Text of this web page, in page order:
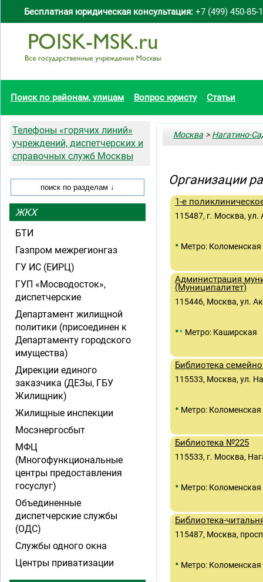
Бесплатная юридическая консультация: +7 (499) 450-85-
Поиск по районам, улицам Вопрос юристу Статьи
Москва > Нагатино-
Организации
1-е
115487, г. Москва,
• Метро: Коломенская
Администрация
(Муниципалитет)
115446, Москва, ул.
•• Метро: Каширская
Библиотека
115533, Москва, ул.
• Метро: Коломенская
Библиотека №225
115533, г. Москва,
• Метро: Коломенская
Библиотека-
115487, Москва,
• Метро: Коломенская
Телефоны «горячих линий»
учреждений, диспетчерских и
справочных служб Москвы
ЖКХ
БТИ
Газпром межрегионгаз
ГУ ИС (ЕИРЦ)
ГУП «Мосводосток»,
диспетчерские
Департамент жилищной
политики (присоединен к
Департаменту городского
имущества)
Дирекции единого
заказчика (ДЕЗы, ГБУ
Жилищник)
Жилищные инспекции
Мосэнергосбыт
МФЦ
(Многофункциональные
центры предоставления
госуслуг)
Объединенные
диспетчерские службы
(ОДС)
Службы одного окна
Центры приватизации